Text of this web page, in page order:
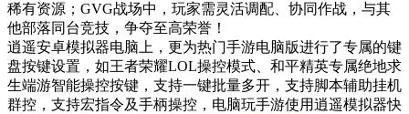
稀有资源；GVG战场中，玩家需灵活调配、协同作战，与其
他部落同台竞技，争夺至高荣誉！
逍遥安卓模拟器电脑上，更为热门手游电脑版进行了专属的键
盘按键设置，如王者荣耀LOL操控模式、和平精英专属绝地求
生端游智能操控按键，支持一键批量多开，支持脚本辅助挂机
群控，支持宏指令及手柄操控，电脑玩手游使用逍遥模拟器快